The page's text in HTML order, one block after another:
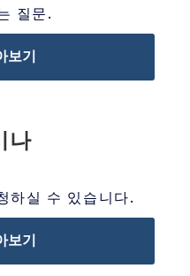
질문.
보기
나
하실 수 있습니다.
보기